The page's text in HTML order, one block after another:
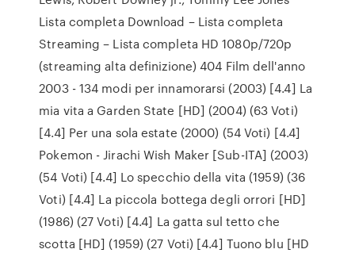
Lista completa Download – Lista completa
Streaming – Lista completa HD 1080p/720p
(streaming alta definizione) 404 Film dell'anno
2003 - 134 modi per innamorarsi (2003) [4.4] La
mia vita a Garden State [HD] (2004) (63 Voti)
[4.4] Per una sola estate (2000) (54 Voti) [4.4]
Pokemon - Jirachi Wish Maker [Sub-ITA] (2003)
(54 Voti) [4.4] Lo specchio della vita (1959) (36
Voti) [4.4] La piccola bottega degli orrori [HD]
(1986) (27 Voti) [4.4] La gatta sul tetto che
scotta [HD] (1959) (27 Voti) [4.4] Tuono blu [HD